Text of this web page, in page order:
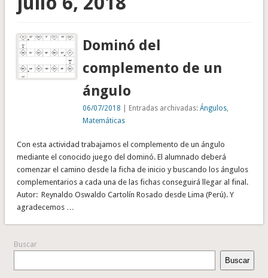
Dominó del
complemento de un
ángulo
06/07/2018 | Entradas archivadas:Ángulos
Matemáticas
Con esta actividad trabajamos el complemento de un ángulo
mediante el conocido juego del dominó. El alumnado deberá
comenzar el camino desde la ficha de inicio y buscando los ángulos
complementarios a cada una de las fichas conseguirá llegar al final.
Autor: Reynaldo Oswaldo Cartolín Rosado desde Lima (Perú). Y
agradecemos …
Buscar
Buscar